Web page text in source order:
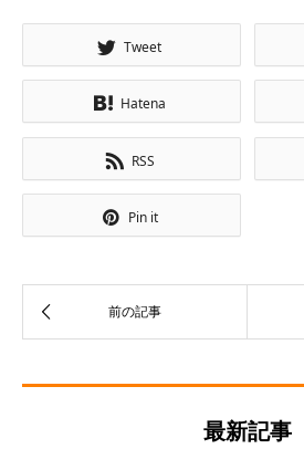
Tweet
Hatena
RSS
Pin it
最新記事